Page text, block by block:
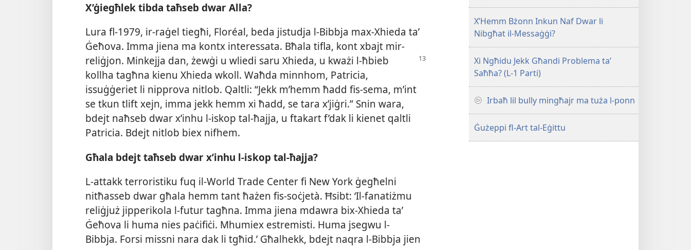
X’ġiegħlek tibda taħseb dwar Alla?
Lura fl-​1979, ir-​raġel tiegħi, Floréal, beda jistudja l-​Bibbja max-​Xhieda taʼ
Ġeħova. Imma jiena ma kontx interessata. Bħala tifla, kont xbajt mir-​
reliġjon. Minkejja dan, żewġi u wliedi saru Xhieda, u kważi l-​ħbieb
kollha tagħna kienu Xhieda wkoll. Waħda minnhom, Patricia,
issuġġeriet li nipprova nitlob. Qaltli: “Jekk m’hemm ħadd fis-​sema, m’int
se tkun tlift xejn, imma jekk hemm xi ħadd, se tara x’jiġri.” Snin wara,
bdejt naħseb dwar x’inhu l-​iskop tal-​ħajja, u ftakart f’dak li kienet qaltli
Patricia. Bdejt nitlob biex nifhem.
Għala bdejt taħseb dwar x’inhu l-​iskop tal-​ħajja?
L-​attakk terroristiku fuq il-​World Trade Center fi New York ġegħelni
nitħasseb dwar għala hemm tant ħażen fis-​soċjetà. Ħsibt: ‘Il-​fanatiżmu
reliġjuż jipperikola l-​futur tagħna. Imma jiena mdawra bix-​Xhieda taʼ
Ġeħova li huma nies paċifiċi. Mhumiex estremisti. Huma jsegwu l-​
Bibbja. Forsi missni nara dak li tgħid.’ Għalhekk, bdejt naqra l-​Bibbja jien
X’Hemm Bżonn Inkun Naf Dwar li
Nibgħat il-Messaġġi?
Xi Ngħidu Jekk Għandi Problema taʼ
Saħħa? (L-1 Parti)
Irbaħ lil bully mingħajr ma tuża l-ponn
Ġużeppi fl-Art tal-Eġittu